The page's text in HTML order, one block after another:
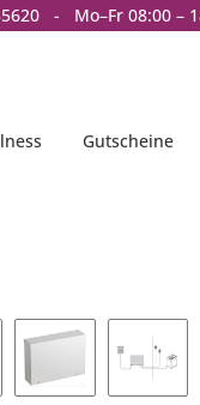
- Mo–Fr 08:00 –
Gutscheine